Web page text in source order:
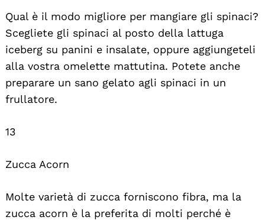
Qual è il modo migliore per mangiare gli spinaci?
Scegliete gli spinaci al posto della lattuga
iceberg su panini e insalate, oppure aggiungeteli
alla vostra omelette mattutina. Potete anche
preparare un sano gelato agli spinaci in un
frullatore.
13
Zucca Acorn
Molte varietà di zucca forniscono fibra, ma la
zucca acorn è la preferita di molti perché è